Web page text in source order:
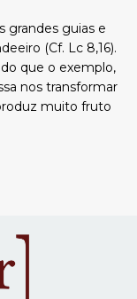
grandes guias e
(Cf. Lc 8,16).
que o exemplo,
nos transformar
muito fruto